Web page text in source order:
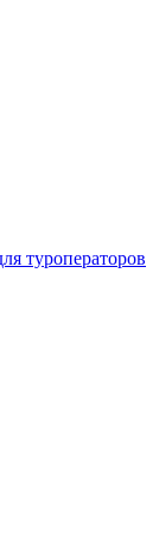
туроператоров